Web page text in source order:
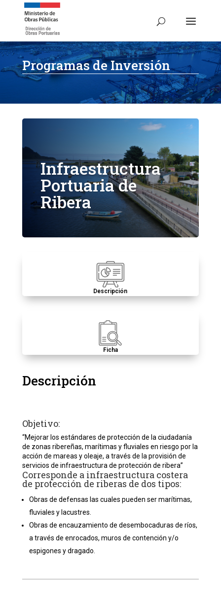
Programas de Inversión
Infraestructura
Portuaria de
Ribera
Descripción
Ficha
Descripción
Objetivo:
“Mejorar los estándares de protección de la ciudadanía
de zonas ribereñas, marítimas y fluviales en riesgo por la
acción de mareas y oleaje, a través de la provisión de
servicios de infraestructura de protección de ribera”
Corresponde a infraestructura costera
de protección de riberas de dos tipos:
Obras de defensas las cuales pueden ser marítimas,
fluviales y lacustres.
Obras de encauzamiento de desembocaduras de ríos,
a través de enrocados, muros de contención y/o
espigones y dragado.